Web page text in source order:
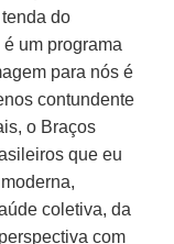
do
é um programa
para nós é
contundente
o Braços
que eu
coletiva, da
com